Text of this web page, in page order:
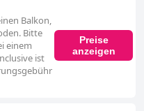
Balkon,
Bitte
einem
ist
Preise
anzeigen